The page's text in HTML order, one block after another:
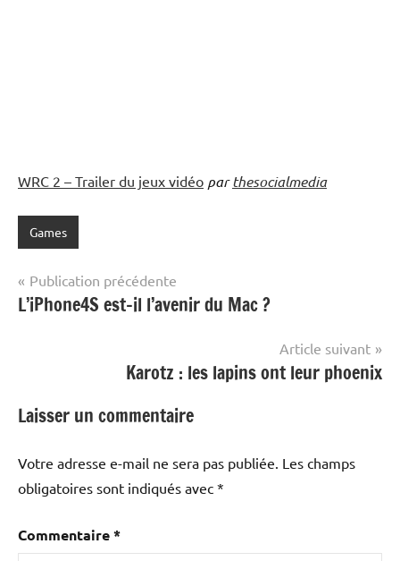
WRC 2 – Trailer du jeux vidéo parthesocialmedia
Games
Navigation
de
Publication précédente
L’iPhone4S est-il l’avenir du Mac ?
Article suivant
Karotz : les lapins ont leur phoenix
Laisser un commentaire
Votre adresse e-mail ne sera pas publiée. Les champs
obligatoires sont indiqués avec *
Commentaire*